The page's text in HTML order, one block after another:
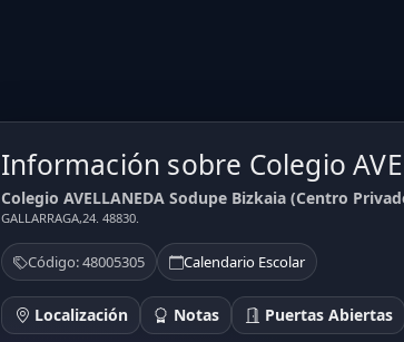
Información sobre Colegio
Colegio AVELLANEDA Sodupe Bizkaia (Centro
GALLARRAGA,24. 48830.
Código: 48005305 Calendario Escolar
Localización Notas Puertas Abiertas